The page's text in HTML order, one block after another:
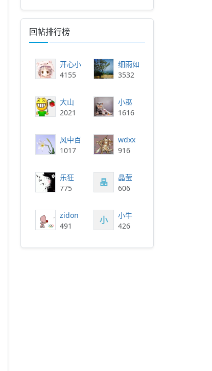
回帖排行榜
开心小叶子
4155
细雨如丝
3532
大山
2021
小巫
1616
风中百合
1017
wdxx
916
乐狂
775
晶
晶莹
606
zidon
491
小
小牛
426